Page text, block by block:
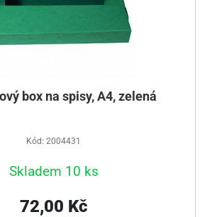
box na spisy, A4, zelená
Kód: 2004431
Skladem 10 ks
72,00 Kč